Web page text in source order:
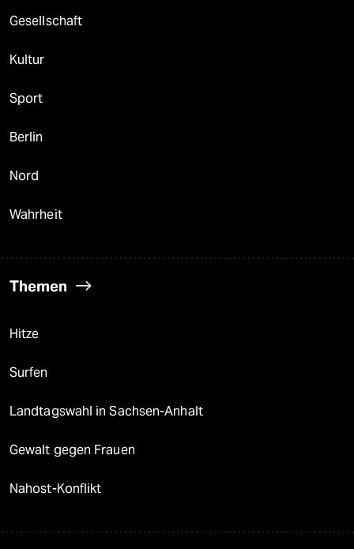
Gesellschaft
Kultur
Sport
Berlin
Nord
Wahrheit
Themen
Hitze
Surfen
Landtagswahl in Sachsen-Anhalt
Gewalt gegen Frauen
Nahost-Konflikt